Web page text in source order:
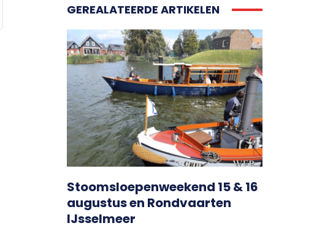
GEREALATEERDE ARTIKELEN
Stoomsloepenweekend 15 & 16
augustus en Rondvaarten
IJsselmeer